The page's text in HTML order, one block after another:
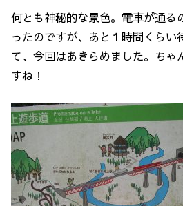
何とも神秘的な景色。電車が通る
ったのですが、あと１時間くらい
て、今回はあきらめました。ちゃ
すね！